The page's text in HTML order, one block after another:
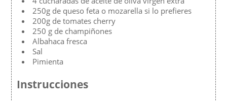
250g de queso feta o mozarella si lo prefieres
200g de tomates cherry
250 g de champiñones
Albahaca fresca
Sal
Pimienta
Instrucciones